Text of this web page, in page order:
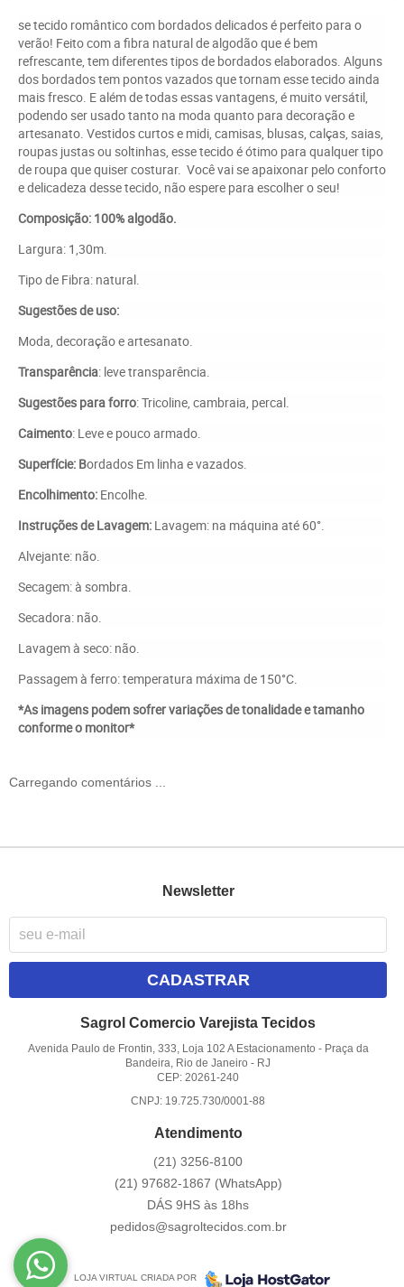
se tecido romântico com bordados delicados é perfeito para o
verão! Feito com a fibra natural de algodão que é bem
refrescante, tem diferentes tipos de bordados elaborados. Alguns
dos bordados tem pontos vazados que tornam esse tecido ainda
mais fresco. E além de todas essas vantagens, é muito versátil,
podendo ser usado tanto na moda quanto para decoração e
artesanato. Vestidos curtos e midi, camisas, blusas, calças, saias,
roupas justas ou soltinhas, esse tecido é ótimo para qualquer tipo
de roupa que quiser costurar. Você vai se apaixonar pelo conforto
e delicadeza desse tecido, não espere para escolher o seu!
Composição: 100% algodão.
Largura: 1,30m.
Tipo de Fibra: natural.
Sugestões de uso:
Moda, decoração e artesanato.
Transparência: leve transparência.
Sugestões para forro: Tricoline, cambraia, percal.
Caimento: Leve e pouco armado.
Superfície: Bordados Em linha e vazados.
Encolhimento: Encolhe.
Instruções de Lavagem: Lavagem: na máquina até 60°.
Alvejante: não.
Secagem: à sombra.
Secadora: não.
Lavagem à seco: não.
Passagem à ferro: temperatura máxima de 150°C.
*As imagens podem sofrer variações de tonalidade e tamanho
conforme o monitor*
Carregando comentários ...
Newsletter
CADASTRAR
Sagrol Comercio Varejista Tecidos
Avenida Paulo de Frontin, 333, Loja 102 A Estacionamento - Praça da
Bandeira, Rio de Janeiro - RJ
CEP: 20261-240
CNPJ: 19.725.730/0001-88
Atendimento
(21) 3256-8100
(21) 97682-1867 (WhatsApp)
DÁS 9HS às 18hs
pedidos@sagroltecidos.com.br
LOJA VIRTUAL CRIADA POR